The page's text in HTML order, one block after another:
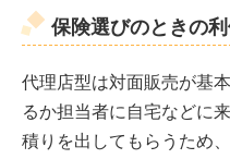
保険選びのときの
代理店型は対面販売が基
るか担当者に自宅などに
積りを出してもらうため